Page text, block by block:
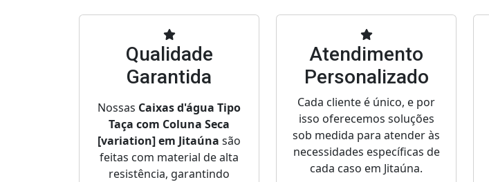
Qualidade
Garantida
Nossas Caixas d'água Tipo
Taça com Coluna Seca
[variation] em Jitaúna são
feitas com material de alta
resistência, garantindo
Atendimento
Personalizado
Cada cliente é único, e por
isso oferecemos soluções
sob medida para atender às
necessidades específicas de
cada caso em Jitaúna.